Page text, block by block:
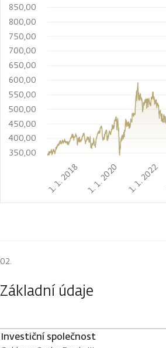
1. 1. 2018 1. 1. 2020 1. 1. 2022
350,00
400,00
450,00
500,00
550,00
600,00
650,00
700,00
750,00
800,00
850,00
Základní údaje
Investiční společnost